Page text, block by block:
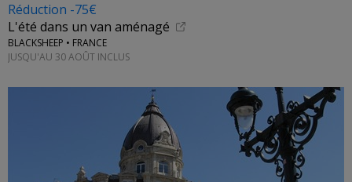
Réduction -75€
L'été dans un van aménagé
BLACKSHEEP • FRANCE
JUSQU'AU 30 AOÛT INCLUS